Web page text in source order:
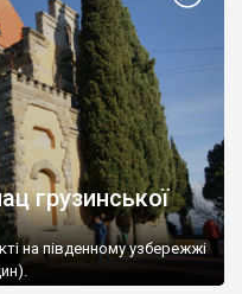
грузинської
на південному узбережжі